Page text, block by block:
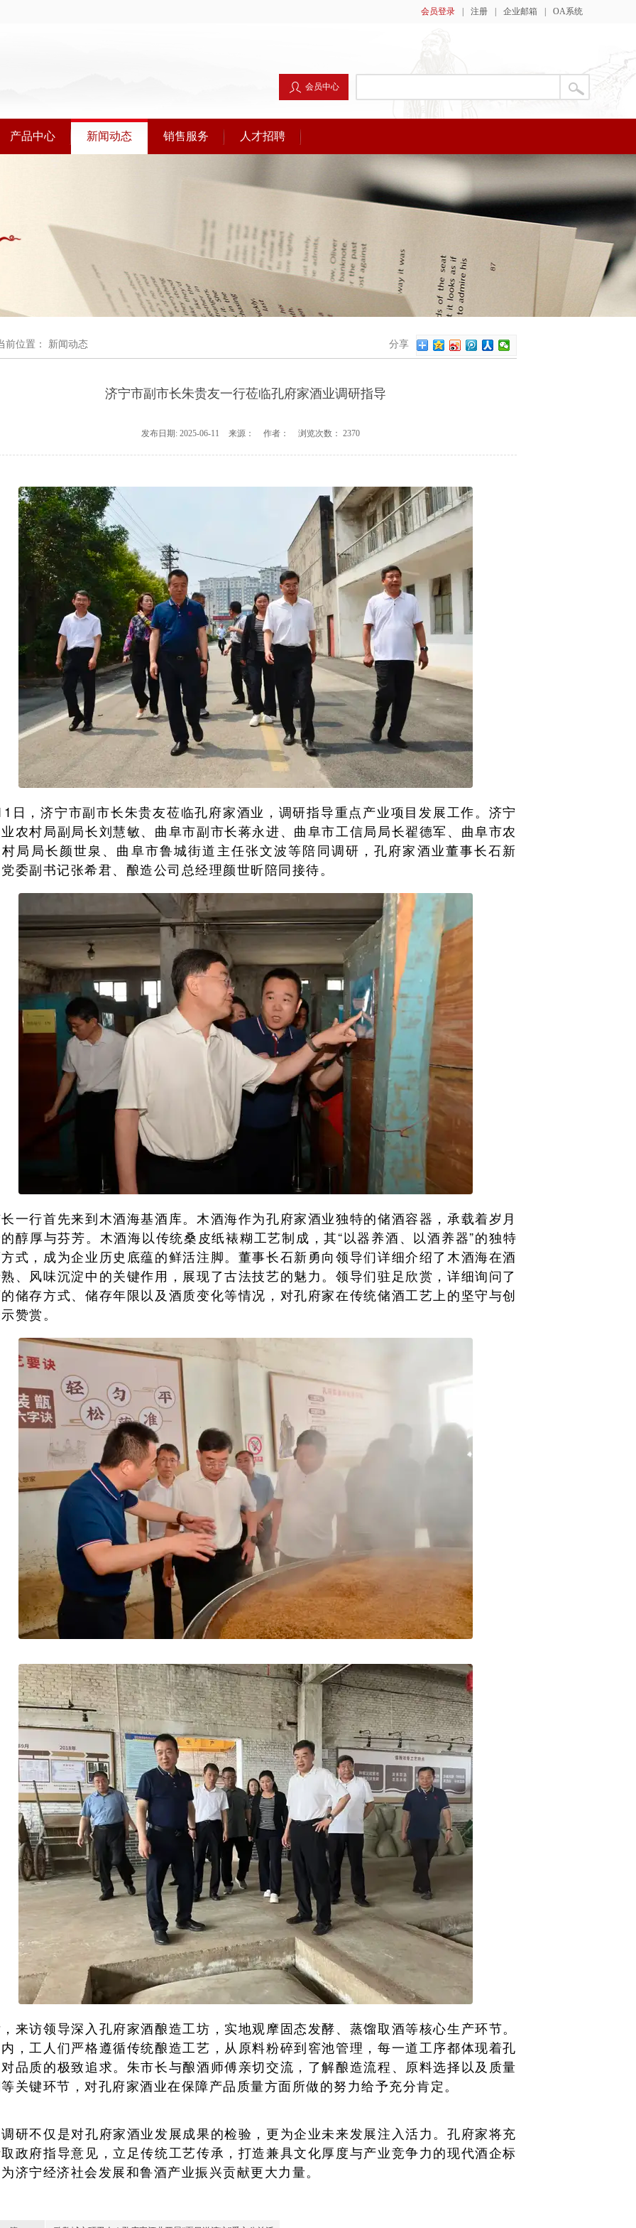
会员登录 注册 企业邮箱 OA系统
会员中心
产品中心 新闻动态 销售服务 人才招聘
前位置： 新闻动态 分享
济宁市副市长朱贵友一行莅临孔府家酒业调研指导
发布日期: 2025-06-11 来源： 作者： 浏览次数： 2370
日，济宁市副市长朱贵友莅临孔府家酒业，调研指导重点产业项目发展工作。济宁
农村局副局长刘慧敏、曲阜市副市长蒋永进、曲阜市工信局局长翟德军、曲阜市农
局局长颜世泉、曲阜市鲁城街道主任张文波等陪同调研，孔府家酒业董事长石新
委副书记张希君、酿造公司总经理颜世昕陪同接待。
一行首先来到木酒海基酒库。木酒海作为孔府家酒业独特的储酒容器，承载着岁月
醇厚与芬芳。木酒海以传统桑皮纸裱糊工艺制成，其“以器养酒、以酒养器”的独特
式，成为企业历史底蕴的鲜活注脚。董事长石新勇向领导们详细介绍了木酒海在酒
、风味沉淀中的关键作用，展现了古法技艺的魅力。领导们驻足欣赏，详细询问了
储存方式、储存年限以及酒质变化等情况，对孔府家在传统储酒工艺上的坚守与创
赞赏。
来访领导深入孔府家酒酿造工坊，实地观摩固态发酵、蒸馏取酒等核心生产环节。
，工人们严格遵循传统酿造工艺，从原料粉碎到窖池管理，每一道工序都体现着孔
品质的极致追求。朱市长与酿酒师傅亲切交流，了解酿造流程、原料选择以及质量
关键环节，对孔府家酒业在保障产品质量方面所做的努力给予充分肯定。
研不仅是对孔府家酒业发展成果的检验，更为企业未来发展注入活力。孔府家将充
政府指导意见，立足传统工艺传承，打造兼具文化厚度与产业竞争力的现代酒企标
济宁经济社会发展和鲁酒产业振兴贡献更大力量。